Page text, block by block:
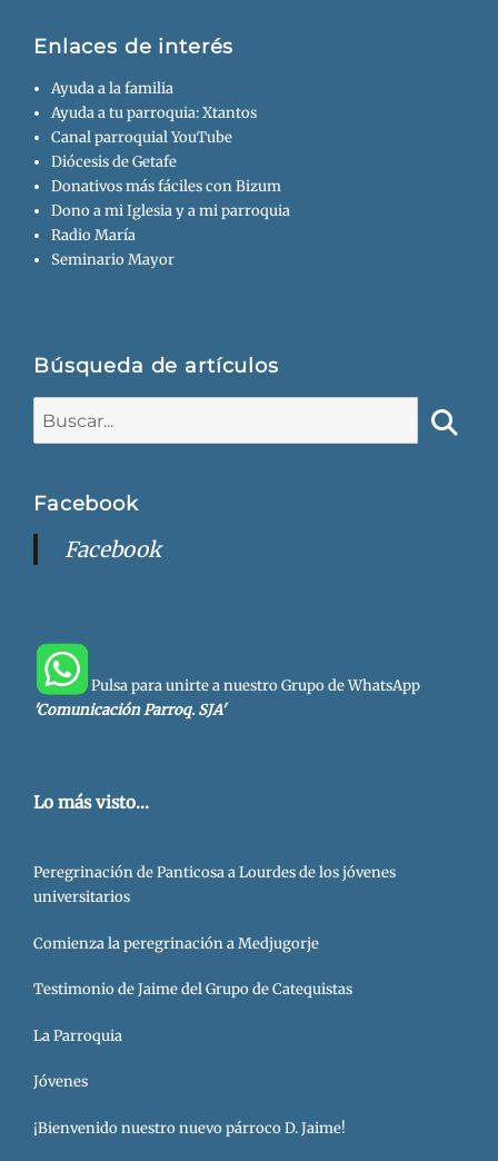
Enlaces de interés
Ayuda a la familia
Ayuda a tu parroquia: Xtantos
Canal parroquial YouTube
Diócesis de Getafe
Donativos más fáciles con Bizum
Dono a mi Iglesia y a mi parroquia
Radio María
Seminario Mayor
Búsqueda de artículos
Facebook
Facebook
Pulsa para unirte a nuestro Grupo de WhatsApp
'Comunicación Parroq. SJA'
Lo más visto...
Peregrinación de Panticosa a Lourdes de los jóvenes
universitarios
Comienza la peregrinación a Medjugorje
Testimonio de Jaime del Grupo de Catequistas
La Parroquia
Jóvenes
¡Bienvenido nuestro nuevo párroco D. Jaime!